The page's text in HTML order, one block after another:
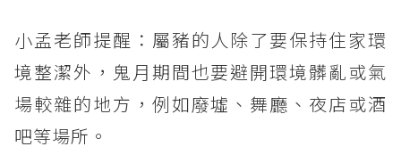
小孟老師提醒：屬豬的人除了要保持住家環
境整潔外，鬼月期間也要避開環境髒亂或氣
場較雜的地方，例如廢墟、舞廳、夜店或酒
吧等場所。